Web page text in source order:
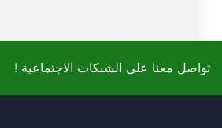
! تواصل معنا على الشبكات الاجتماعية